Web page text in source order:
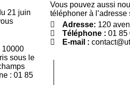
21 juin
10000
sous le
: 01 85
Vous pouvez aussi
téléphoner à
Adresse: 120
Téléphone : 01 85
E-mail :